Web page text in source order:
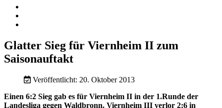
Glatter Sieg für Viernheim II zum
Saisonauftakt
Veröffentlicht: 20. Oktober 2013
Einen 6:2 Sieg gab es für Viernheim II in der 1.Runde der
Landesliga gegen Waldbronn. Viernheim III verlor 2:6 in